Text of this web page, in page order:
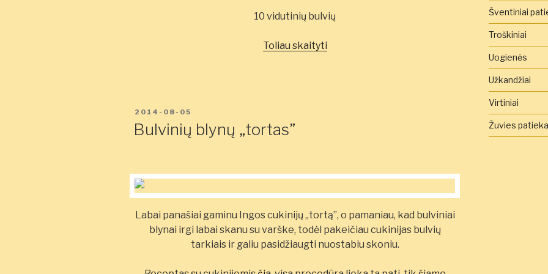
10 vidutinių bulvių
Toliau skaityti„Bulvinių
PASKELBTA
2014-08-05
Bulvinių blynų „tortas”
Labai panašiai gaminu Ingos cukinijų „tortą”, o pamaniau, kad bulviniai
blynai irgi labai skanu su varške, todėl pakeičiau cukinijas bulvių
tarkiais ir galiu pasidžiaugti nuostabiu skoniu.
Šventiniai
Troškiniai
Uogienės
Užkandžiai
Virtiniai
Žuvies